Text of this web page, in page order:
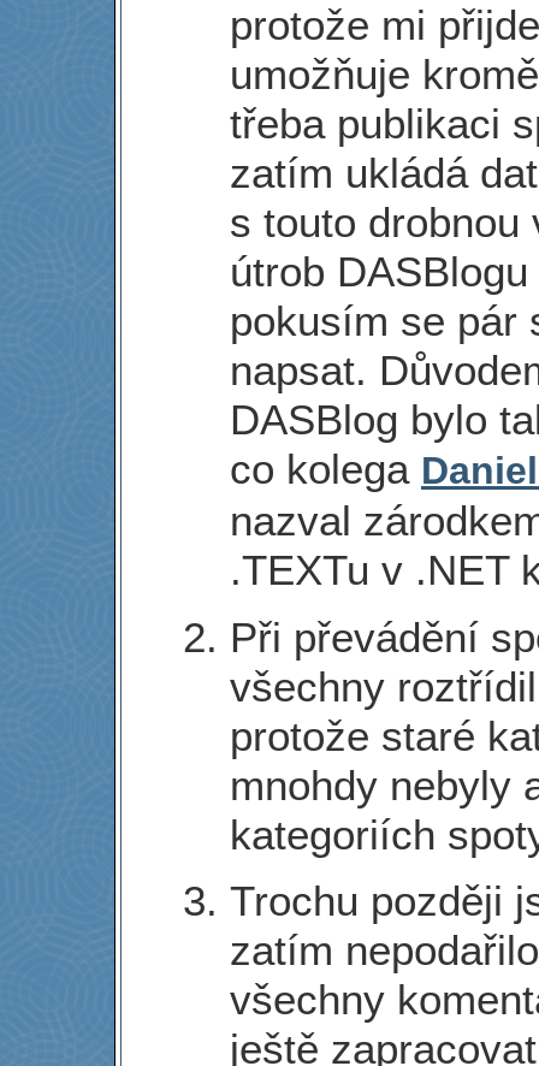
protože mi
umožňuje
třeba publikaci
zatím ukládá
s touto drobnou
útrob
pokusím se pár
napsat.
DASBlog bylo
co kolega
nazval
.TEXTu v .NET
Při převádění
všechny
protože staré
mnohdy nebyly
kategoriích
Trochu později
zatím
všechny
ještě